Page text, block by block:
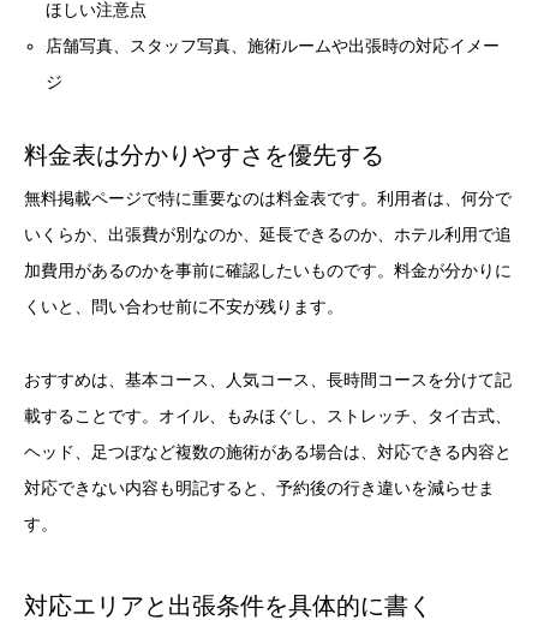
ほしい注意点
店舗写真、スタッフ写真、施術ルームや出張時の対応イメー
ジ
料金表は分かりやすさを優先する
無料掲載ページで特に重要なのは料金表です。利用者は、何分で
いくらか、出張費が別なのか、延長できるのか、ホテル利用で追
加費用があるのかを事前に確認したいものです。料金が分かりに
くいと、問い合わせ前に不安が残ります。
おすすめは、基本コース、人気コース、長時間コースを分けて記
載することです。オイル、もみほぐし、ストレッチ、タイ古式、
ヘッド、足つぼなど複数の施術がある場合は、対応できる内容と
対応できない内容も明記すると、予約後の行き違いを減らせま
す。
対応エリアと出張条件を具体的に書く